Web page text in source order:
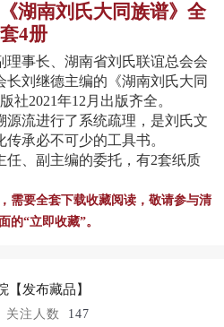
湖南刘氏大同族谱》全
套4册
事长、湖南省刘氏联谊总会会
刘继德主编的《湖南刘氏大同
社2021年12月出版齐全。
流进行了系统疏理，是刘氏文
承必不可少的工具书。
、副主编的委托，有2套纸质
需要全套下载收藏阅读，敬请参与清
的“立即收藏”。
【发布藏品】
关注人数 147